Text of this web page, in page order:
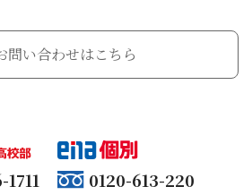
問い合わせはこちら
0120-613-220